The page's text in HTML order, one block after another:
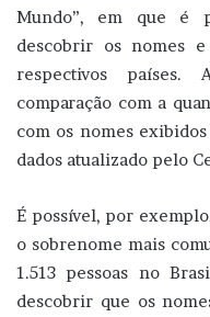
Mundo”, em que é
descobrir os nomes
respectivos países.
comparação com a
com os nomes
dados atualizado pelo
É possível, por
o sobrenome mais
1.513 pessoas no
descobrir que os